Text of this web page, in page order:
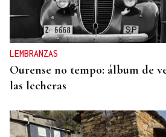
Rally de Ourense: esta joya no
LEMBRANZAS
Ourense no tempo: álbum de
las lecheras